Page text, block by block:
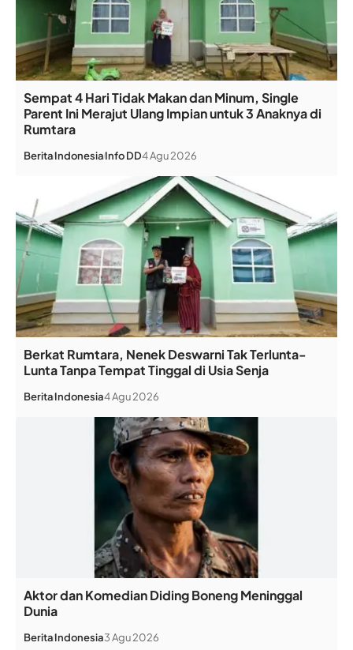
Sempat 4 Hari Tidak Makan dan Minum, Single
Parent Ini Merajut Ulang Impian untuk 3 Anaknya di
Rumtara
BeritaIndonesiaInfo DD4 Agu 2026
Berkat Rumtara, Nenek Deswarni Tak Terlunta-
Lunta Tanpa Tempat Tinggal di Usia Senja
BeritaIndonesia4 Agu 2026
Aktor dan Komedian Diding Boneng Meninggal
Dunia
BeritaIndonesia3 Agu 2026